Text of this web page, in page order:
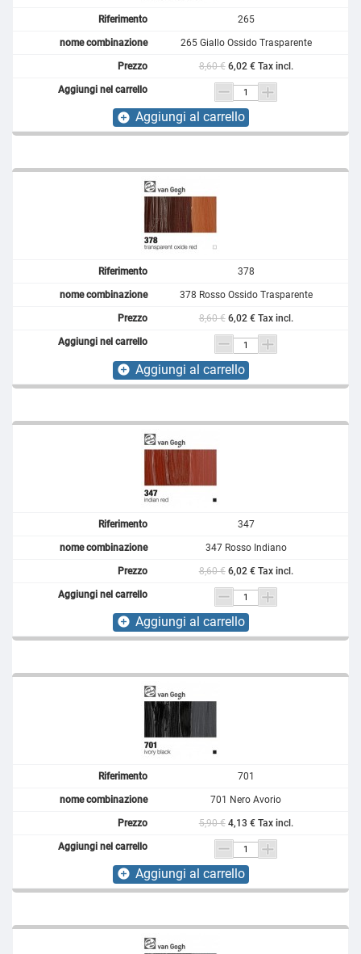
265
265 Giallo Ossido Trasparente
8,60 € 6,02 € Tax incl.
add_circle Aggiungi al carrello
378
378 Rosso Ossido Trasparente
8,60 € 6,02 € Tax incl.
add_circle Aggiungi al carrello
347
347 Rosso Indiano
8,60 € 6,02 € Tax incl.
add_circle Aggiungi al carrello
701
701 Nero Avorio
5,90 € 4,13 € Tax incl.
add_circle Aggiungi al carrello